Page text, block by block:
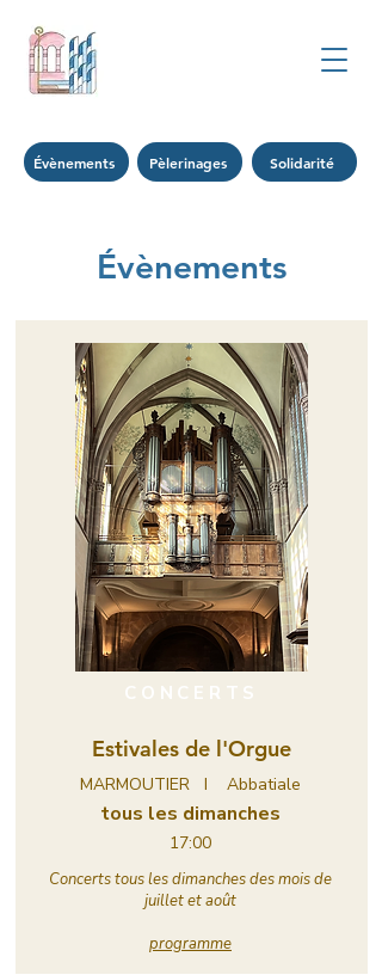
Évènements Pèlerinages Solidarité
Évènements
CONCERTS
Estivales de l'Orgue
MARMOUTIER I Abbatiale
tous les dimanches
17:00
Concerts tous les dimanches des mois de
juillet et août
programme